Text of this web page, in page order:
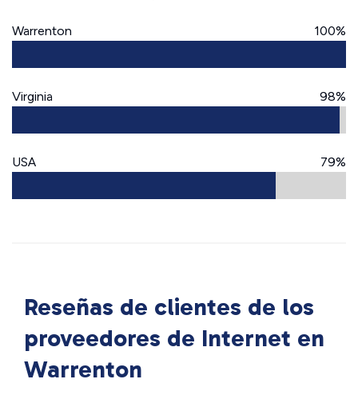
Warrenton 100%
Virginia 98%
USA 79%
Reseñas de clientes de los
proveedores de Internet en
Warrenton